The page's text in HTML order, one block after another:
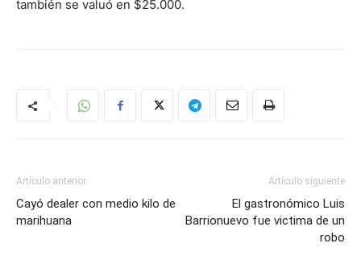
también se valuó en $25.000.
Artículo anterior
Cayó dealer con medio kilo de
marihuana
Artículo siguiente
El gastronómico Luis
Barrionuevo fue victima de un
robo